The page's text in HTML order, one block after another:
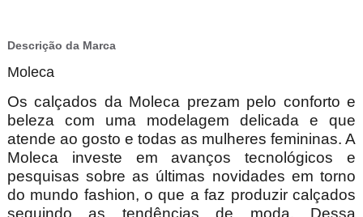
Descrição da Marca
Moleca
Os calçados da Moleca prezam pelo conforto e
beleza com uma modelagem delicada e que
atende ao gosto e todas as mulheres femininas. A
Moleca investe em avanços tecnológicos e
pesquisas sobre as últimas novidades em torno
do mundo fashion, o que a faz produzir calçados
seguindo as tendências de moda. Dessa